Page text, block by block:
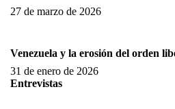
27 de marzo de 2026
Venezuela y la erosión del orden
31 de enero de 2026
Entrevistas